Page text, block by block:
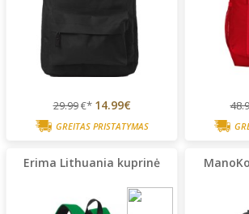
29.99€* 14.99€
GREITAS PRISTATYMAS
Erima Lithuania kuprinė